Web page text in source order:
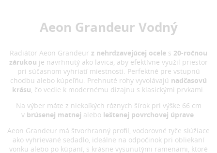
Aeon Grandeur Vodný
Radiátor Aeon Grandeur z nehrdzavejúcej ocele s 20-ročnou
zárukou je navrhnutý ako lavica, aby efektívne využil priestor
pri súčasnom vyhriatí miestnosti. Perfektné pre vstupnú
chodbu alebo kúpeľňu. Prehnuté rohy vyvolávajú nadčasovú
krásu, čo vedie k modernému dizajnu s klasickými prvkami.
Na výber máte z niekoľkých rôznych šírok pri výške 66 cm
v brúsenej matnej alebo leštenej povrchovej úprave.
Aeon Grandeur má štvorhranný profil, vodorovné tyče slúžiace
ako vyhrievané sedadlo, ideálne na odpočinok pri obliekaní
vonku alebo po kúpaní, s krásne vysunutými ramenami, ktoré